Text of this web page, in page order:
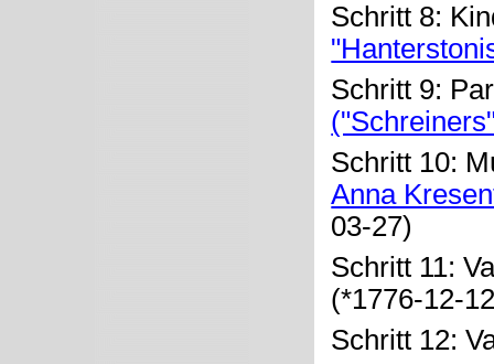
Schritt 8:
Schritt 9:
Schritt 10:
Anna
03-27)
Schritt 11:
(*1776-12-
Schritt 12: